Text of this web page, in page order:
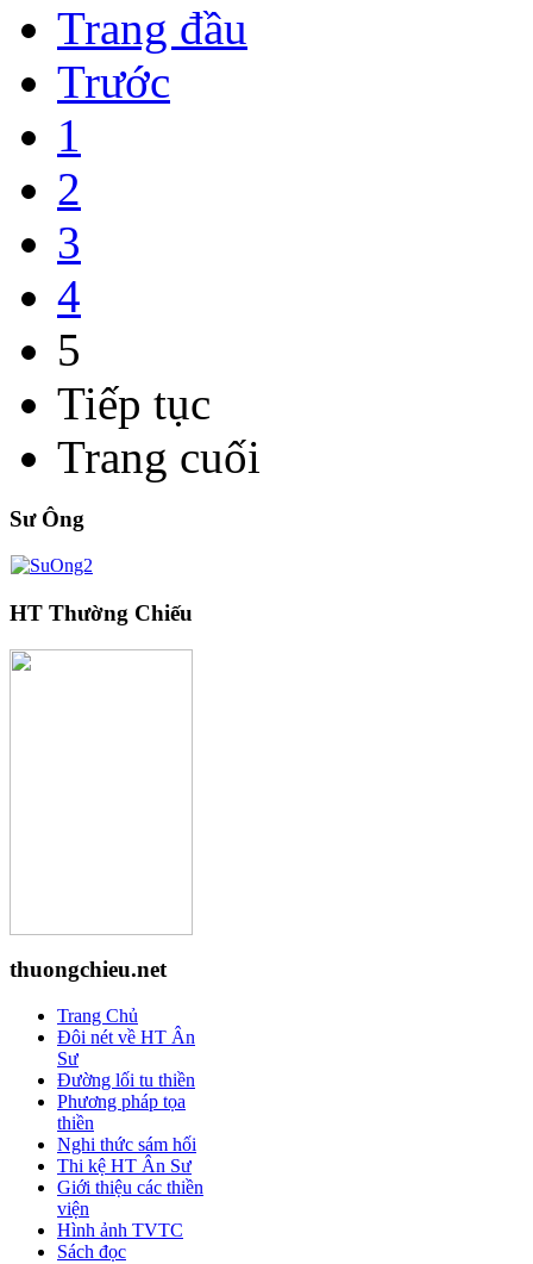
Trang đầu
Trước
1
2
3
4
5
Tiếp tục
Trang cuối
Sư Ông
HT Thường Chiếu
thuongchieu.net
Trang Chủ
Đôi nét về HT Ân
Sư
Đường lối tu thiền
Phương pháp tọa
thiền
Nghi thức sám hối
Thi kệ HT Ân Sư
Giới thiệu các thiền
viện
Hình ảnh TVTC
Sách đọc